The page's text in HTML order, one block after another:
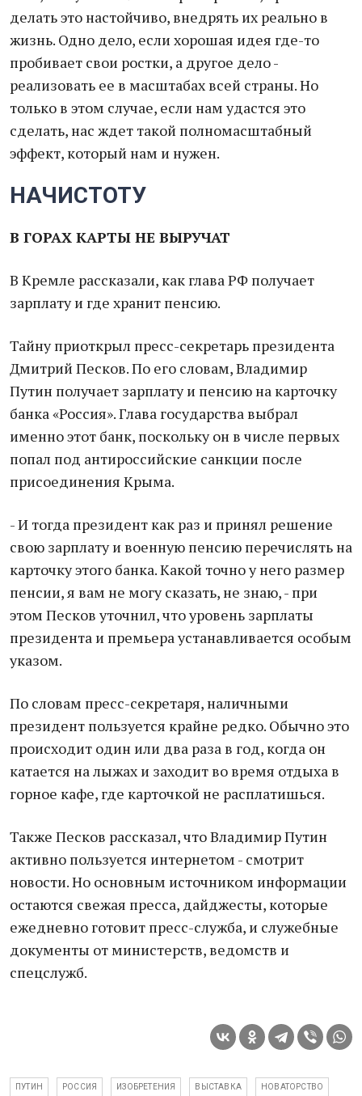
делать это настойчиво, внедрять их реально в
жизнь. Одно дело, если хорошая идея где-то
пробивает свои ростки, а другое дело -
реализовать ее в масштабах всей страны. Но
только в этом случае, если нам удастся это
сделать, нас ждет такой полномасштабный
эффект, который нам и нужен.
НАЧИСТОТУ
В ГОРАХ КАРТЫ НЕ ВЫРУЧАТ
В Кремле рассказали, как глава РФ получает
зарплату и где хранит пенсию.
Тайну приоткрыл пресс-секретарь президента
Дмитрий Песков. По его словам, Владимир
Путин получает зарплату и пенсию на карточку
банка «Россия». Глава государства выбрал
именно этот банк, поскольку он в числе первых
попал под антироссийские санкции после
присоединения Крыма.
- И тогда президент как раз и принял решение
свою зарплату и военную пенсию перечислять на
карточку этого банка. Какой точно у него размер
пенсии, я вам не могу сказать, не знаю, - при
этом Песков уточнил, что уровень зарплаты
президента и премьера устанавливается особым
указом.
По словам пресс-секретаря, наличными
президент пользуется крайне редко. Обычно это
происходит один или два раза в год, когда он
катается на лыжах и заходит во время отдыха в
горное кафе, где карточкой не расплатишься.
Также Песков рассказал, что Владимир Путин
активно пользуется интернетом - смотрит
новости. Но основным источником информации
остаются свежая пресса, дайджесты, которые
ежедневно готовит пресс-служба, и служебные
документы от министерств, ведомств и
спецслужб.
ПУТИН РОССИЯ ИЗОБРЕТЕНИЯ ВЫСТАВКА НОВАТОРСТВО